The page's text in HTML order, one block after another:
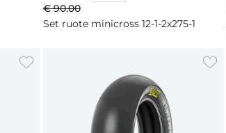
€ 90.00
Set ruote minicross 12-1-2x275-1